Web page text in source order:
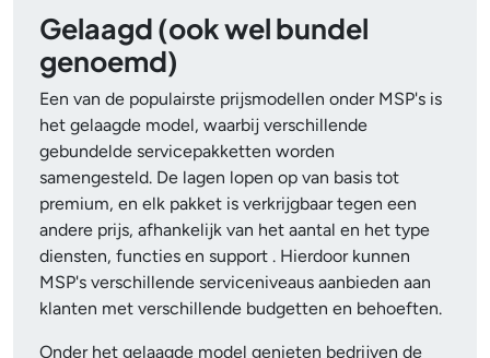
Gelaagd (ook wel bundel
genoemd)
Een van de populairste prijsmodellen onder MSP's is
het gelaagde model, waarbij verschillende
gebundelde servicepakketten worden
samengesteld. De lagen lopen op van basis tot
premium, en elk pakket is verkrijgbaar tegen een
andere prijs, afhankelijk van het aantal en het type
diensten, functies en support . Hierdoor kunnen
MSP's verschillende serviceniveaus aanbieden aan
klanten met verschillende budgetten en behoeften.
Onder het gelaagde model genieten bedrijven de